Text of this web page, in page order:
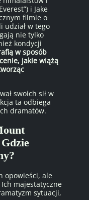
i Jake
filmie o
udział w tego
nie tylko
kondycji
w sposób
jakie wiążą
swoich sił w
ta odbiega
dramatów.
opowieści, ale
majestatyczne
sytuacji,